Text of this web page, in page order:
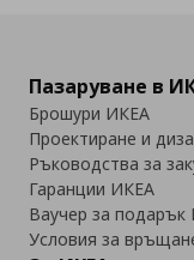
Пазаруване в
Брошури ИКЕА
Проектиране и
Ръководства за
Гаранции ИКЕА
Ваучер за
Условия за